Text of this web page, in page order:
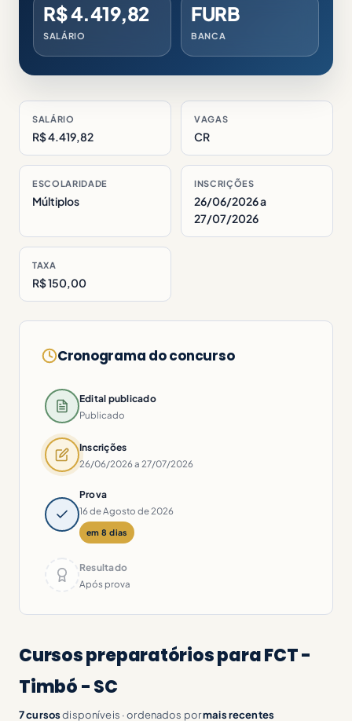
R$ 4.419,82
SALÁRIO
FURB
BANCA
SALÁRIO
R$ 4.419,82
VAGAS
CR
ESCOLARIDADE
Múltiplos
INSCRIÇÕES
26/06/2026 a
27/07/2026
TAXA
R$ 150,00
Cronograma do concurso
Edital publicado
Publicado
Inscrições
26/06/2026 a 27/07/2026
Prova
16 de Agosto de 2026
em 8 dias
Resultado
Após prova
Cursos preparatórios para FCT -
Timbó - SC
7 cursosdisponíveis · ordenados pormais recentes